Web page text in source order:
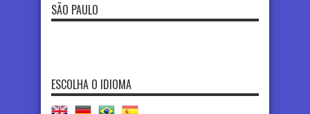
SÃO PAULO
ESCOLHA O IDIOMA